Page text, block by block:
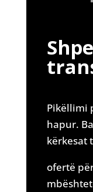
Pikëllimi
hapur.
kërkesat
ofertë